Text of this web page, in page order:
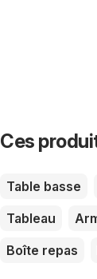
Ces
Table basse
Tableau
Boîte repas